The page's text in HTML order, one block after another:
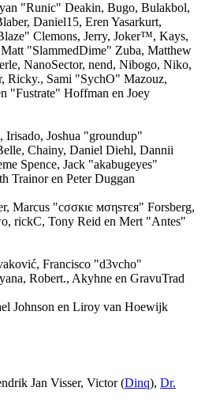
"Runic" Deakin, Bugo, Bulakbol,
Daniel15, Eren Yasarkurt,
Clemons, Jerry, Joker™, Kays,
"SlammedDime" Zuba, Matthew
NanoSector, nend, Nibogo, Niko,
Ricky., Sami "SychO" Mazouz,
"Fustrate" Hoffman en Joey
Joshua "groundup"
Chainy, Daniel Diehl, Dannii
Spence, Jack "akabugeyes"
Trainor en Peter Duggan
Marcus "cσσкιє мσηѕтєя" Forsberg,
rickC, Tony Reid en Mert "Antes"
Francisco "d3vcho"
Robert., Akyhne en GravuTrad
Johnson en Liroy van Hoewijk
Jan Visser, Victor (Dinq), Dr.